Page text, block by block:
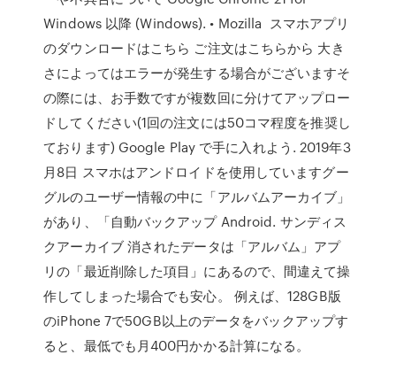
Windows 以降 (Windows). • Mozilla スマホアプリ
のダウンロードはこちら ご注文はこちらから 大き
さによってはエラーが発生する場合がございますそ
の際には、お手数ですが複数回に分けてアップロー
ドしてください(1回の注文には50コマ程度を推奨し
ております) Google Play で手に入れよう. 2019年3
月8日 スマホはアンドロイドを使用していますグー
グルのユーザー情報の中に「アルバムアーカイブ」
があり、「自動バックアップ Android. サンディス
クアーカイブ 消されたデータは「アルバム」アプ
リの「最近削除した項目」にあるので、間違えて操
作してしまった場合でも安心。 例えば、128GB版
のiPhone 7で50GB以上のデータをバックアップす
ると、最低でも月400円かかる計算になる。